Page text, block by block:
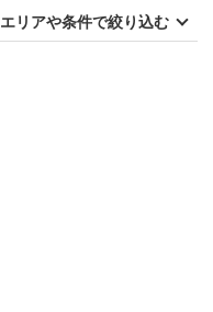
エリアや条件で絞り込む